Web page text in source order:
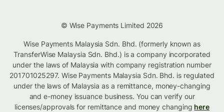
© Wise Payments Limited 2026
Wise Payments Malaysia Sdn. Bhd. (formerly known as
TransferWise Malaysia Sdn. Bhd.) is a company incorporated
under the laws of Malaysia with company registration number
201701025297. Wise Payments Malaysia Sdn. Bhd. is regulated
under the laws of Malaysia as a remittance, money-changing
and e-money issuance business. You can verify our
licenses/approvals for remittance and money changing here